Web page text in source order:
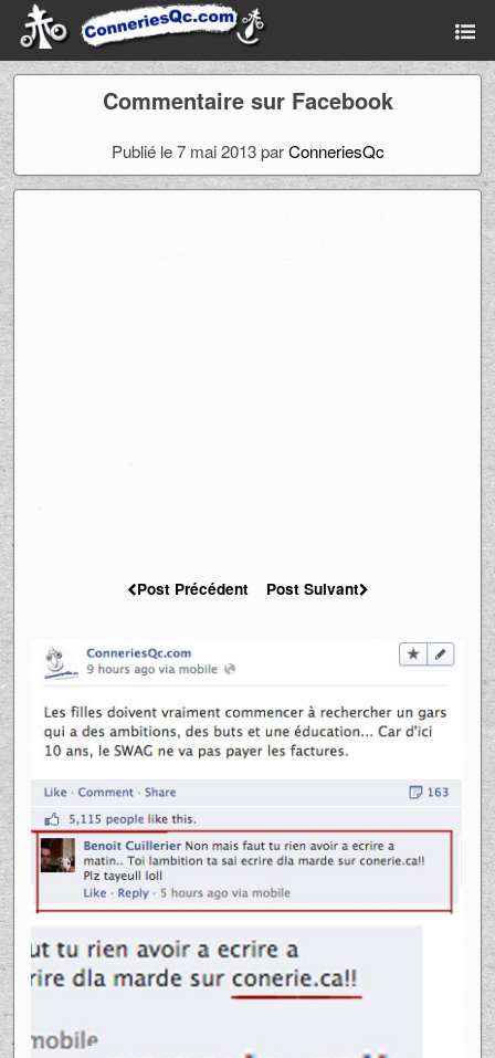
Commentaire sur Facebook
Publié le 7 mai 2013 parConneriesQc
Post Précédent Post Suivant